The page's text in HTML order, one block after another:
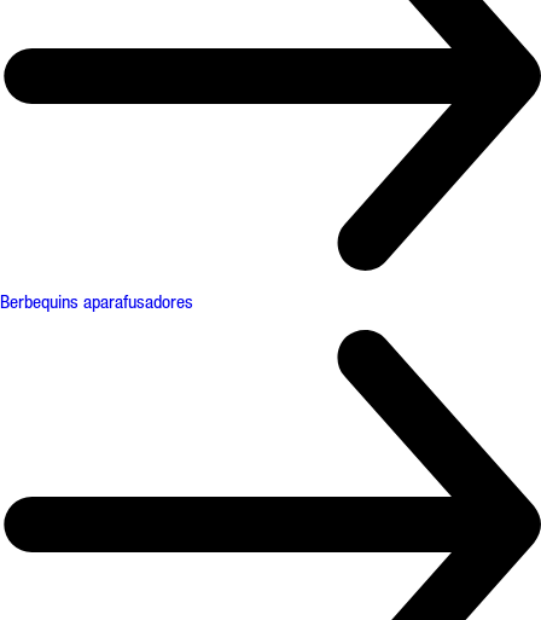
Berbequins aparafusadores